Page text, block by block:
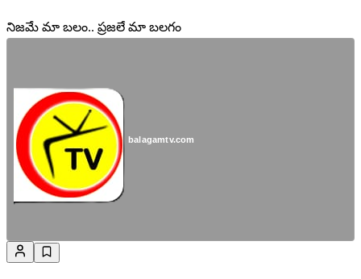
నిజమే మా బలం.. ప్రజలే మా బలగం
balagamtv.com